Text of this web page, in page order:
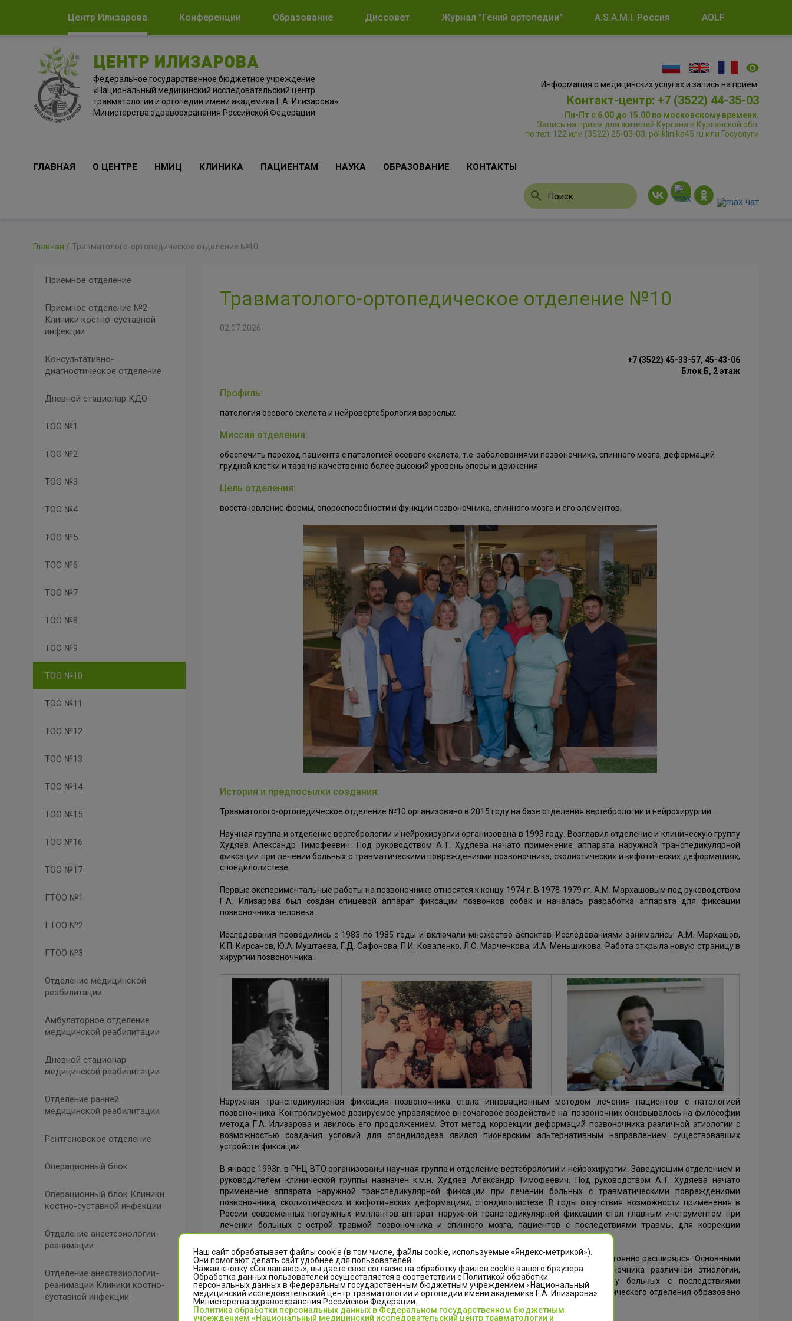
Центр Илизарова Конференции Образование Диссовет Журнал "Гений ортопедии" A.S.A.M.I. Россия AOLF
ЦЕНТР ИЛИЗАРОВА
Федеральное государственное бюджетное учреждение
«Национальный медицинский исследовательский центр
травматологии и ортопедии имени академика Г.А. Илизарова»
Министерства здравоохранения Российской Федерации
Информация о медицинских услугах и запись на прием:
Контакт-центр: +7 (3522) 44-35-03
Пн-Пт с 6.00 до 15.00 по московскому времени.
Запись на прием для жителей Кургана и Курганской обл.
по тел: 122 или (3522) 25-03-03, poliklinika45.ru или Госуслуги
ГЛАВНАЯ О ЦЕНТРЕ НМИЦ КЛИНИКА ПАЦИЕНТАМ НАУКА ОБРАЗОВАНИЕ КОНТАКТЫ
Главная Травматолого-ортопедическое отделение №10
Приемное отделение
Приемное отделение №2
Клиники костно-суставной
инфекции
Консультативно-
диагностическое отделение
Дневной стационар КДО
ТОО №1
ТОО №2
ТОО №3
ТОО №4
ТОО №5
ТОО №6
ТОО №7
ТОО №8
ТОО №9
ТОО №10
ТОО №11
ТОО №12
ТОО №13
ТОО №14
ТОО №15
ТОО №16
ТОО №17
ГТОО №1
ГТОО №2
ГТОО №3
Отделение медицинской
реабилитации
Амбулаторное отделение
медицинской реабилитации
Дневной стационар
медицинской реабилитации
Отделение ранней
медицинской реабилитации
Рентгеновское отделение
Операционный блок
Операционный блок Клиники
костно-суставной инфекции
Отделение анестезиологии-
реанимации
Отделение анестезиологии-
реанимации Клиники костно-
суставной инфекции
Травматолого-ортопедическое отделение №10
02.07.2026
+7 (3522) 45-33-57, 45-43-06
Блок Б, 2 этаж
Профиль:
патология осевого скелета и нейровертебрология взрослых
Миссия отделения:
обеспечить переход пациента с патологией осевого скелета, т.е. заболеваниями позвоночника, спинного мозга, деформаций
грудной клетки и таза на качественно более высокий уровень опоры и движения
Цель отделения:
восстановление формы, опороспособности и функции позвоночника, спинного мозга и его элементов.
История и предпосылки создания:
Травматолого-ортопедическое отделение №10 организовано в 2015 году на базе отделения вертебрологии и нейрохирургии.
Научная группа и отделение вертебрологии и нейрохирургии организована в 1993 году. Возглавил отделение и клиническую группу
Худяев Александр Тимофеевич. Под руководством А.Т. Худяева начато применение аппарата наружной транспедикулярной
фиксации при лечении больных с травматическими повреждениями позвоночника, сколиотических и кифотических деформациях,
спондилолистезе.
Первые экспериментальные работы на позвоночнике относятся к концу 1974 г. В 1978-1979 гг. А.М. Мархашовым под руководством
Г.А. Илизарова был создан спицевой аппарат фиксации позвонков собак и началась разработка аппарата для фиксации
позвоночника человека.
Исследования проводились с 1983 по 1985 годы и включали множество аспектов. Исследованиями занимались: А.М. Мархашов,
К.П. Кирсанов, Ю.А. Муштаева, Г.Д. Сафонова, П.И. Коваленко, Л.О. Марченкова, И.А. Меньщикова. Работа открыла новую страницу в
хирургии позвоночника.
Наружная транспедикулярная фиксация позвоночника стала инновационным методом лечения пациентов с патологией
позвоночника. Контролируемое дозируемое управляемое внеочаговое воздействие на позвоночник основывалось на философии
метода Г.А. Илизарова и явилось его продолжением. Этот метод коррекции деформаций позвоночника различной этиологии с
возможностью создания условий для спондилодеза явился пионерским альтернативным направлением существовавших
устройств фиксации.
В январе 1993г. в РНЦ ВТО организованы научная группа и отделение вертебрологии и нейрохирургии. Заведующим отделением и
руководителем клинической группы назначен к.м.н. Худяев Александр Тимофеевич. Под руководством А.Т. Худяева начато
применение аппарата наружной транспедикулярной фиксации при лечении больных с травматическими повреждениями
позвоночника, сколиотических и кифотических деформациях, спондилолистезе. В годы отсутствия возможности применения в
России современных погружных имплантов аппарат наружной транспедикулярной фиксации стал главным инструментом при
лечении больных с острой травмой позвоночника и спинного мозга, пациентов с последствиями травмы, для коррекции
сколиотических и кифотических деформаций позвоночника и спондилолистеза.
В дальнейшем спектр оперативных вмешательств и применяемых методик лечения больных постоянно расширялся. Основными
направлениями деятельности отделения были: лечение пациентов с деформациями позвоночника различной этиологии,
дегенеративно-дистрофическими заболеваниями и применение методик нейромодуляции у больных с последствиями
повреждения спинного мозга и периферических нервов. С января 2015 года на базе нейрохирургического отделения образовано
травматолого-ортопедическое отделение №10.
Наш сайт обрабатывает файлы cookie (в том числе, файлы cookie, используемые «Яндекс-метрикой»).
Они помогают делать сайт удобнее для пользователей.
Нажав кнопку «Соглашаюсь», вы даете свое согласие на обработку файлов cookie вашего браузера.
Обработка данных пользователей осуществляется в соответствии с Политикой обработки
персональных данных в Федеральным государственным бюджетным учреждением «Национальный
медицинский исследовательский центр травматологии и ортопедии имени академика Г.А. Илизарова»
Министерства здравоохранения Российской Федерации.
Политика обработки персональных данных в Федеральном государственном бюджетным
учреждением «Национальный медицинский исследовательский центр травматологии и